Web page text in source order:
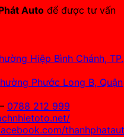
Auto để được tư vấn
Hiệp Bình Chánh, TP.
Phước Long B, Quận
– 0788 212 999